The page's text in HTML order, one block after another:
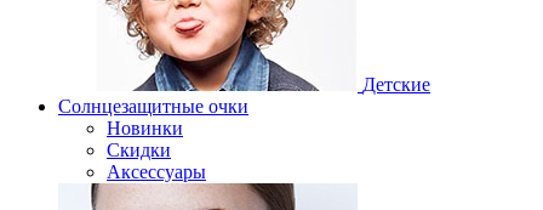
Детские
Солнцезащитные очки
Новинки
Скидки
Аксессуары